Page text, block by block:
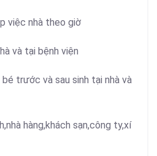
việc nhà theo giờ
và tại bệnh viện
trước và sau sinh tại nhà và
hàng,khách sạn,công ty,xí